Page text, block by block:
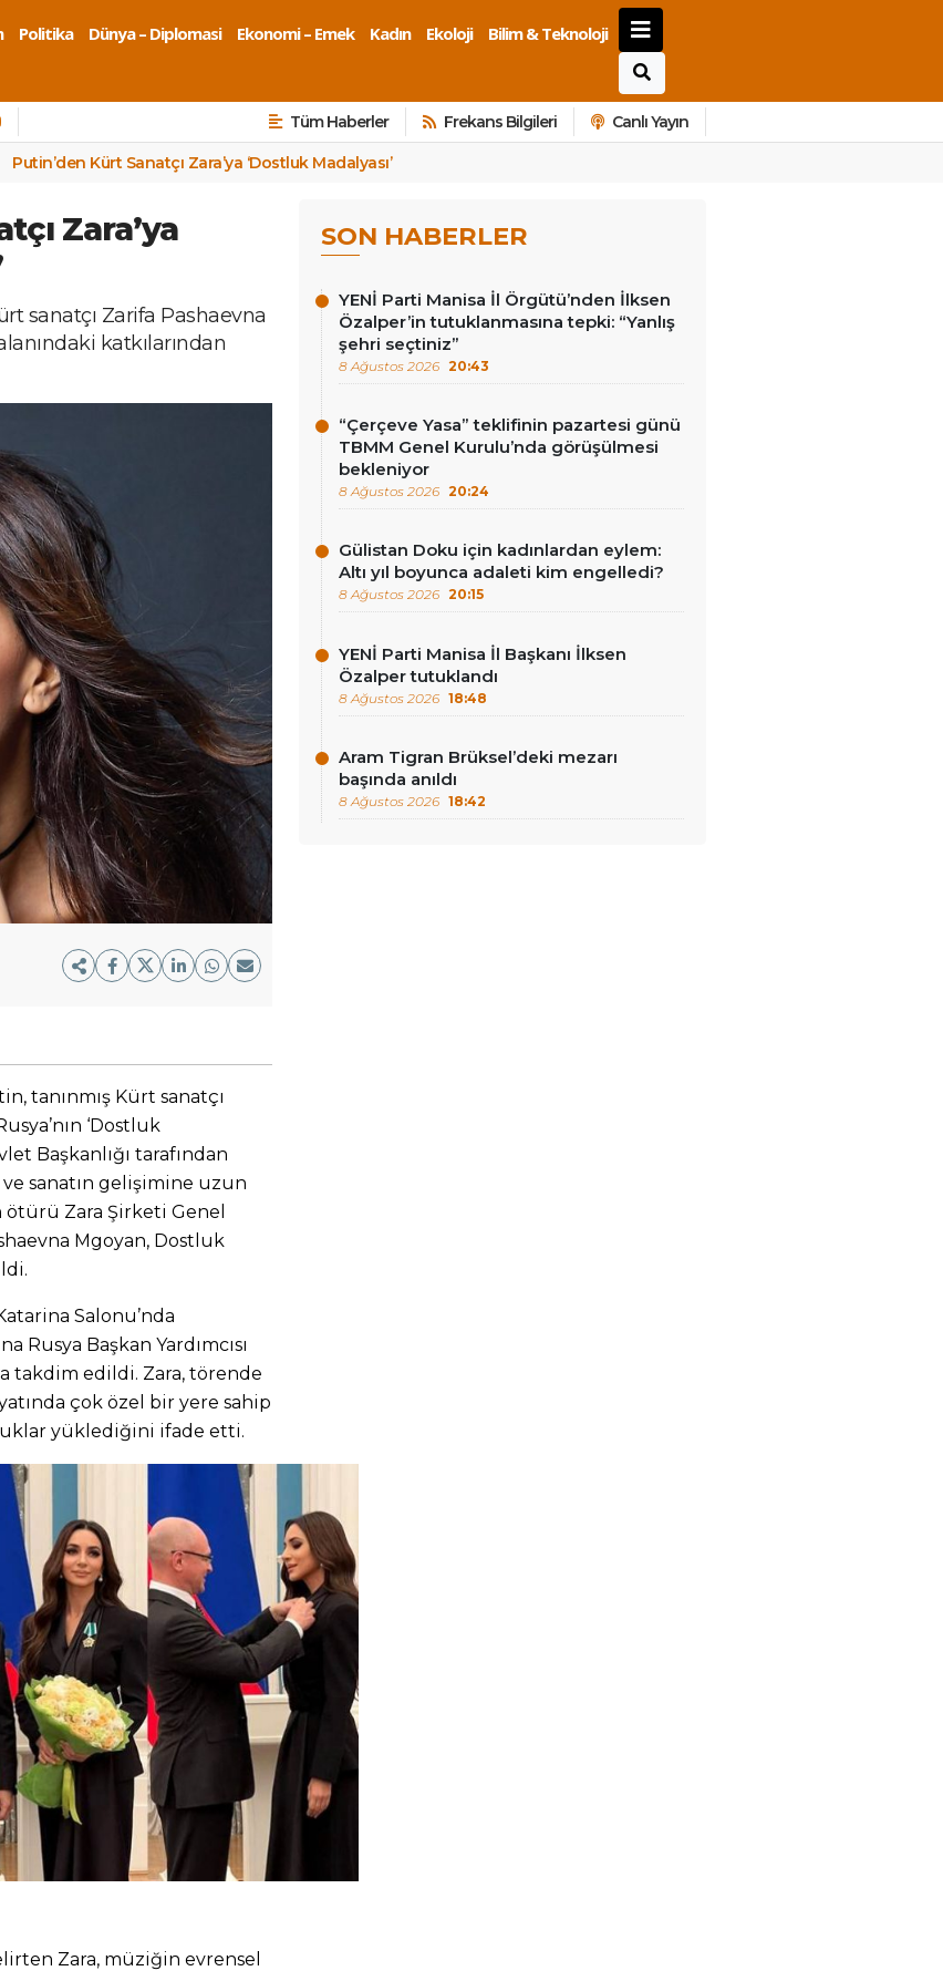
Politika Dünya – Diplomasi Ekonomi – Emek Kadın Ekoloji
Bilim & Teknoloji
Tüm Haberler Frekans Bilgileri Canlı Yayın
Putin’den Kürt Sanatçı Zara’ya ‘Dostluk Madalyası’
Zara’ya
sanatçı Zarifa Pashaevna
katkılarından
tanınmış Kürt sanatçı
‘Dostluk
Başkanlığı tarafından
sanatın gelişimine uzun
Zara Şirketi Genel
Mgoyan, Dostluk
Salonu’nda
Rusya Başkan Yardımcısı
takdim edildi. Zara, törende
çok özel bir yere sahip
yüklediğini ifade etti.
Zara, müziğin evrensel
SON HABERLER
YENİ Parti Manisa İl Örgütü’nden İlksen
Özalper’in tutuklanmasına tepki: “Yanlış
şehri seçtiniz”
8 Ağustos 2026 20:43
“Çerçeve Yasa” teklifinin pazartesi günü
TBMM Genel Kurulu’nda görüşülmesi
bekleniyor
8 Ağustos 2026 20:24
Gülistan Doku için kadınlardan eylem:
Altı yıl boyunca adaleti kim engelledi?
8 Ağustos 2026 20:15
YENİ Parti Manisa İl Başkanı İlksen
Özalper tutuklandı
8 Ağustos 2026 18:48
Aram Tigran Brüksel’deki mezarı
başında anıldı
8 Ağustos 2026 18:42